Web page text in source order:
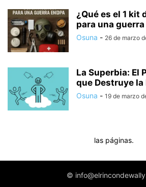
¿Qué es el 1 kit
para una guerra
Osuna - 26 de marzo
La Superbia: El
que Destruye
Osuna - 19 de marzo
las páginas.
©